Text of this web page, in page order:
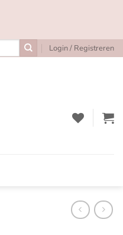
Login / Registreren